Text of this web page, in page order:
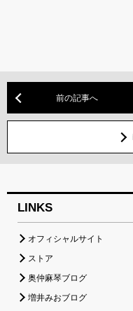
前の記事へ
LINKS
オフィシャルサイト
ストア
奥仲麻琴ブログ
増井みおブログ